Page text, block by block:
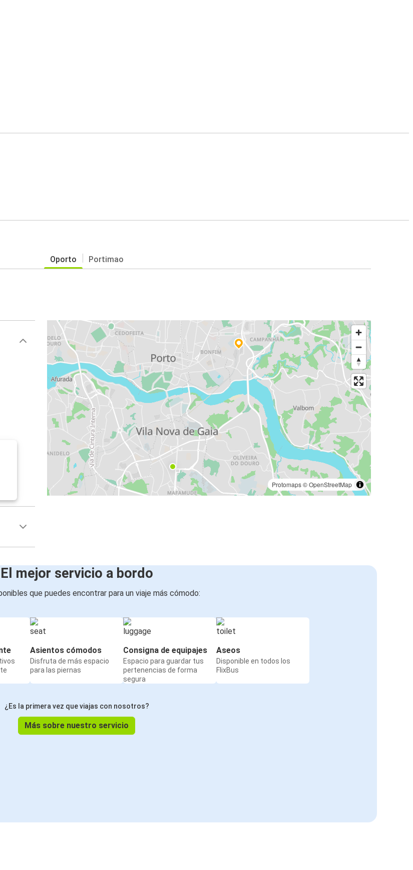
Oporto Portimao
Protomaps©OpenStreetMap
El mejor servicio a bordo
que puedes encontrar para un viaje más cómodo:
Asientos cómodos
Disfruta de más espacio
para las piernas
Consigna de equipajes
Espacio para guardar tus
pertenencias de forma
segura
Aseos
Disponible en todos los
FlixBus
¿Es la primera vez que viajas con nosotros?
Más sobre nuestro servicio